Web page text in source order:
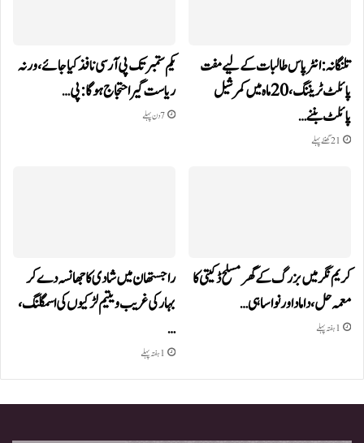
تلنگانہ: انٹر پاس طالبات کے لیے مفت
پائلٹ ٹریننگ، 20 ماہ میں کمرشیل
پائلٹ بننے…
21 گھنٹے پہلے
یکم ستمبر تک پی آر سی نافذ کیا جائے، ورنہ
ریاست گیر احتجاج ہوگا: پی…
7 دن پہلے
کریم نگر میں بزرگ کے گھر مسلح ڈکیتی کا
معمہ حل، داماد اور نواسا ہی…
1 ہفتہ پہلے
راجستھان میں شادی کا جھانسہ دے کر
بہار کی غریب و یتیم لڑکیوں کی اسمگلنگ،
…
1 ہفتہ پہلے